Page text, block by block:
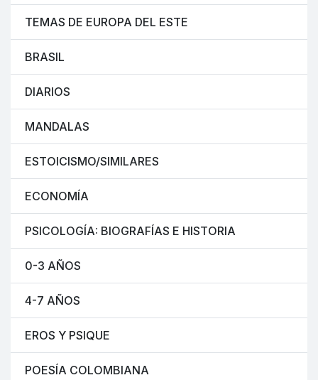
TEMAS DE EUROPA DEL ESTE
BRASIL
DIARIOS
MANDALAS
ESTOICISMO/SIMILARES
ECONOMÍA
PSICOLOGÍA: BIOGRAFÍAS E HISTORIA
0-3 AÑOS
4-7 AÑOS
EROS Y PSIQUE
POESÍA COLOMBIANA